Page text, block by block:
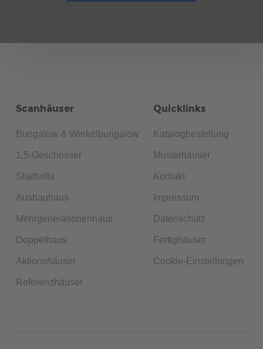
Scanhäuser
Bungalow & Winkelbungalow
1,5-Geschosser
Stadtvilla
Ausbauhaus
Mehrgenerationenhaus
Doppelhaus
Aktionshäuser
Referenzhäuser
Quicklinks
Katalogbestellung
Musterhäuser
Kontakt
Impressum
Datenschutz
Fertighäuser
Cookie-Einstellungen